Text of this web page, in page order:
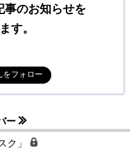
事のお知らせを
す。
をフォロー
ー
ク」